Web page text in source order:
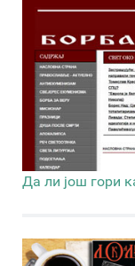
Да ли још гори